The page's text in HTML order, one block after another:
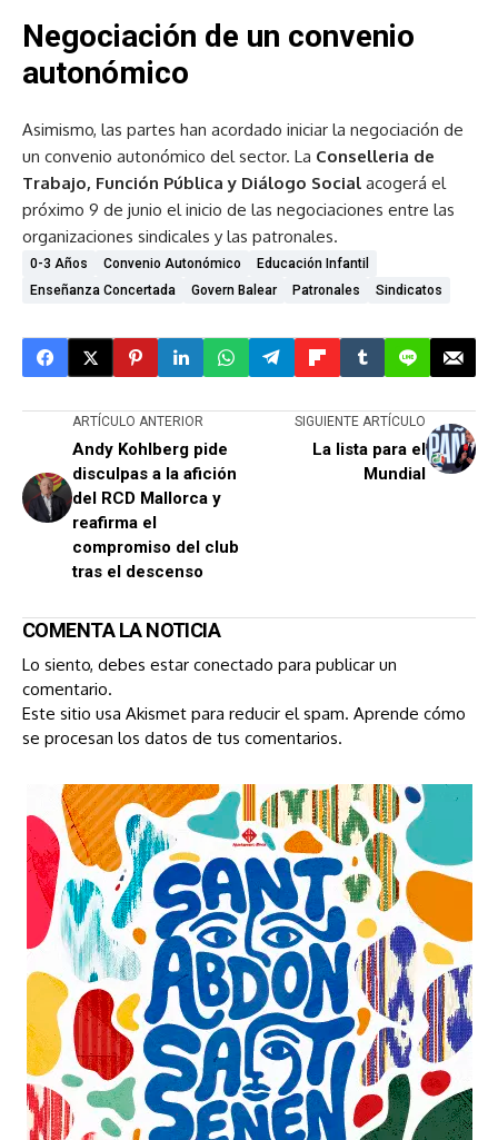
Negociación de un convenio
autonómico
Asimismo, las partes han acordado iniciar la negociación de
un convenio autonómico del sector. La Conselleria de
Trabajo, Función Pública y Diálogo Social acogerá el
próximo 9 de junio el inicio de las negociaciones entre las
organizaciones sindicales y las patronales.
0-3 Años Convenio Autonómico
Educación Infantil
Enseñanza Concertada
Govern Balear Patronales Sindicatos
ARTÍCULO ANTERIOR
Andy Kohlberg pide
disculpas a la afición
del RCD Mallorca y
reafirma el
compromiso del club
tras el descenso
SIGUIENTE ARTÍCULO
La lista para el
Mundial
COMENTA LA NOTICIA
Lo siento, debes estar conectado para publicar un
comentario.
Este sitio usa Akismet para reducir el spam. Aprende cómo
se procesan los datos de tus comentarios.